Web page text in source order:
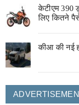
केटीएम 390
लिए कितने
कीआ की नई